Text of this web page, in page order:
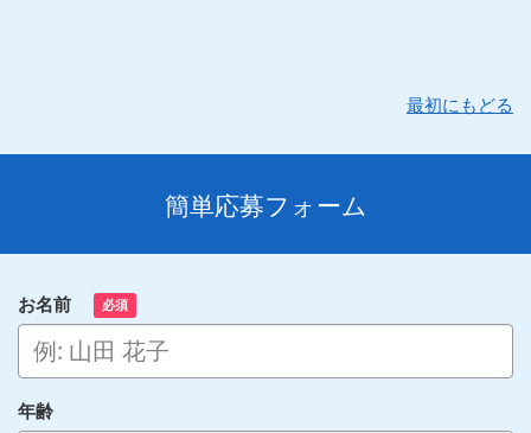
最初にもどる
簡単応募フォーム
お名前 必須
年齢